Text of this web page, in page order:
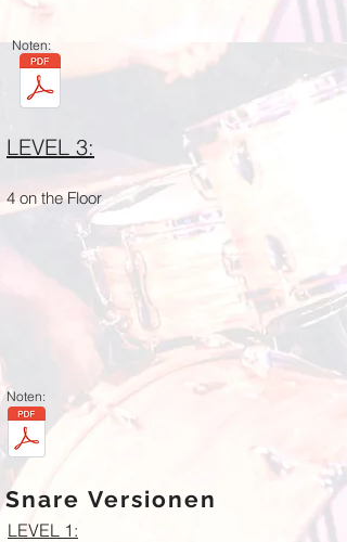
Noten:
LEVEL 3:
4 on the Floor
Noten:
Snare Versionen
LEVEL 1: